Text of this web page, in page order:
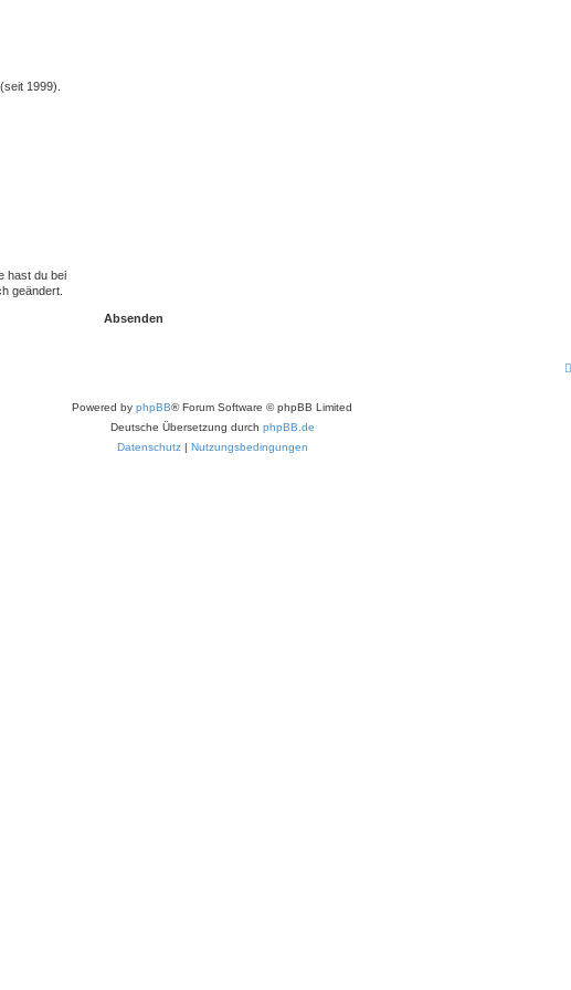
1999).
hast du bei
geändert.
Powered by phpBB® Forum Software © phpBB Limited
Deutsche Übersetzung durch phpBB.de
Datenschutz| Nutzungsbedingungen